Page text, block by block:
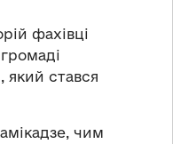
фахівці
який стався
чим